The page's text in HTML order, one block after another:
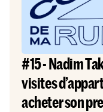
#15 - Nadim
visites
acheter son